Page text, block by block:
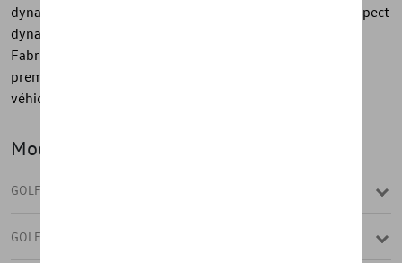
dynamique - Homologué avec le véhicule - Améliore l'aspect
dynamique à l'avant du véhicule - Testé en soufflerie -
Fabriqué selon la qualité OEM à l'aide du processus RIM
premium - Apprêt, peut être peint dans le couleur du
véhicule ou dans une couleur extérieure contrastée
Modèle(s)
GOLF
GOLF (UNIQUEMENT DE STOCK)